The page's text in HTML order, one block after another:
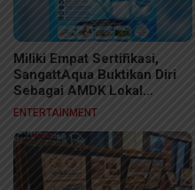
Miliki Empat Sertifikasi,
SangattAqua Buktikan Diri
Sebagai AMDK Lokal
Berkelas
ENTERTAINMENT